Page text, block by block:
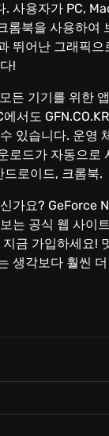
. 사용자가 PC,
롬북을 사용하여
뛰어난 그래픽으
!
든 기기를 위한
서도
있습니다. 운영
로드가 자동으로
드로이드, 크롬북.
가요? GeForce
는 공식 웹 사이
금 가입하세요!
생각보다 훨씬